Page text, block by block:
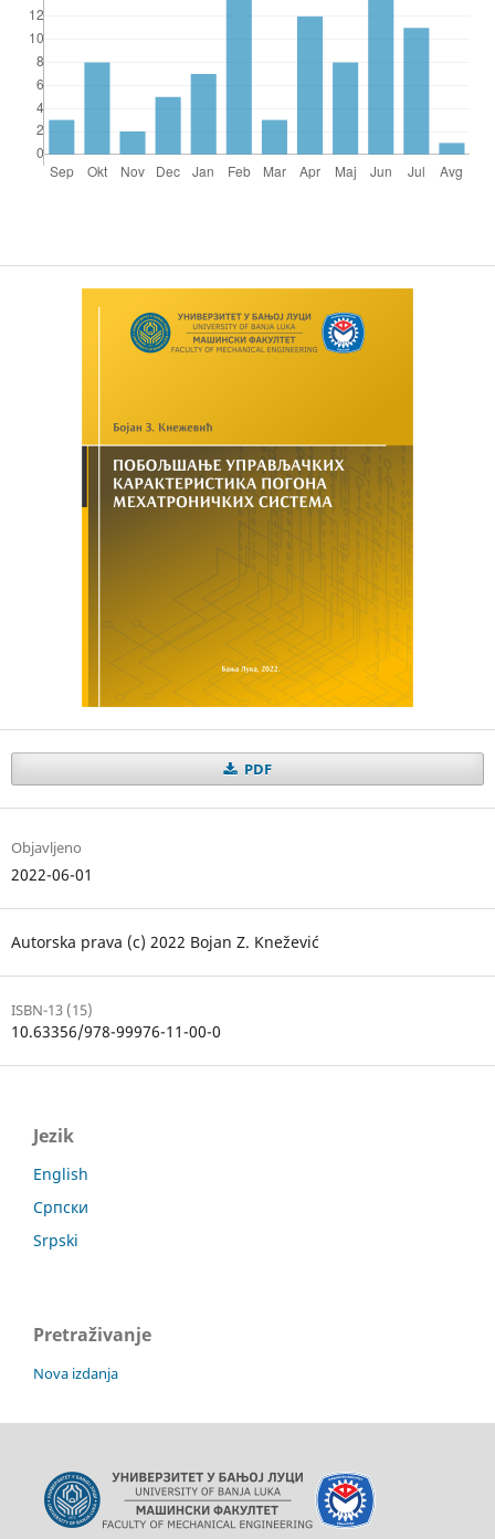
PDF
Objavljeno
2022-06-01
Autorska prava (c) 2022 Bojan Z. Knežević
ISBN-13 (15)
10.63356/978-99976-11-00-0
Jezik
English
Српски
Srpski
Pretraživanje
Nova izdanja